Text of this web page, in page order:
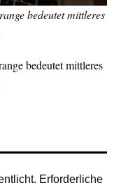
bedeutet mittleres
bedeutet mittleres
Erforderliche